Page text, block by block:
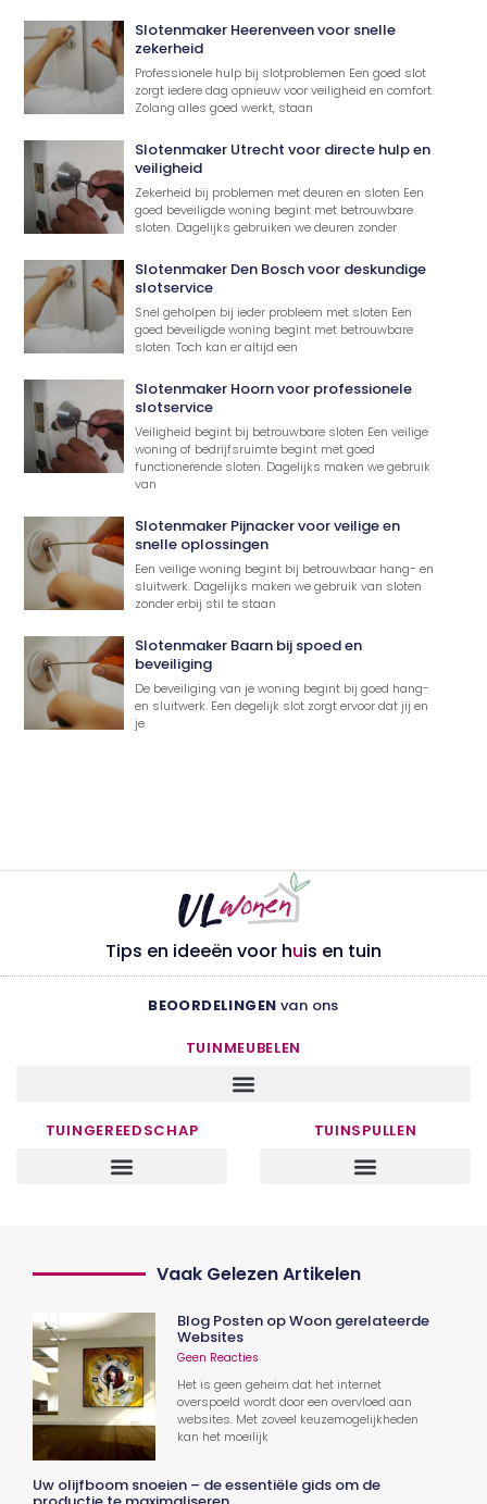
Slotenmaker Heerenveen voor snelle
zekerheid
Professionele hulp bij slotproblemen Een goed slot
zorgt iedere dag opnieuw voor veiligheid en comfort.
Zolang alles goed werkt, staan
Slotenmaker Utrecht voor directe hulp en
veiligheid
Zekerheid bij problemen met deuren en sloten Een
goed beveiligde woning begint met betrouwbare
sloten. Dagelijks gebruiken we deuren zonder
Slotenmaker Den Bosch voor deskundige
slotservice
Snel geholpen bij ieder probleem met sloten Een
goed beveiligde woning begint met betrouwbare
sloten. Toch kan er altijd een
Slotenmaker Hoorn voor professionele
slotservice
Veiligheid begint bij betrouwbare sloten Een veilige
woning of bedrijfsruimte begint met goed
functionerende sloten. Dagelijks maken we gebruik
van
Slotenmaker Pijnacker voor veilige en
snelle oplossingen
Een veilige woning begint bij betrouwbaar hang- en
sluitwerk. Dagelijks maken we gebruik van sloten
zonder erbij stil te staan
Slotenmaker Baarn bij spoed en
beveiliging
De beveiliging van je woning begint bij goed hang-
en sluitwerk. Een degelijk slot zorgt ervoor dat jij en
je
Tips en ideeën voor huis en tuin
BEOORDELINGEN van ons
TUINMEUBELEN
TUINGEREEDSCHAP TUINSPULLEN
Vaak Gelezen Artikelen
Blog Posten op Woon gerelateerde
Websites
Geen Reacties
Het is geen geheim dat het internet
overspoeld wordt door een overvloed aan
websites. Met zoveel keuzemogelijkheden
kan het moeilijk
Uw olijfboom snoeien – de essentiële gids om de